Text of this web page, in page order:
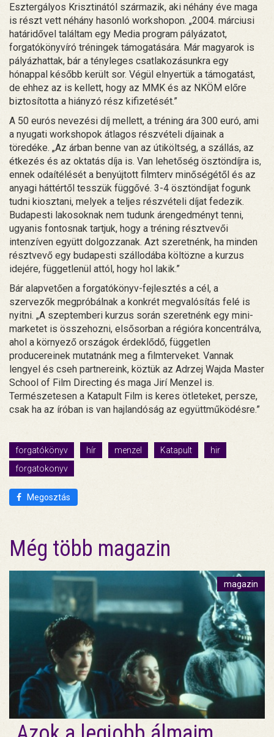
Esztergályos Krisztinától származik, aki néhány éve maga
is részt vett néhány hasonló workshopon. „2004. márciusi
határidővel találtam egy Media program pályázatot,
forgatókönyvíró tréningek támogatására. Már magyarok is
pályázhattak, bár a tényleges csatlakozásunkra egy
hónappal később került sor. Végül elnyertük a támogatást,
de ehhez az is kellett, hogy az MMK és az NKÖM előre
biztosította a hiányzó rész kifizetését.”
A 50 eurós nevezési díj mellett, a tréning ára 300 euró, ami
a nyugati workshopok átlagos részvételi díjainak a
töredéke. „Az árban benne van az útiköltség, a szállás, az
étkezés és az oktatás díja is. Van lehetőség ösztöndíjra is,
ennek odaítélését a benyújtott filmterv minőségétől és az
anyagi háttértől tesszük függővé. 3-4 ösztöndíjat fogunk
tudni kiosztani, melyek a teljes részvételi díjat fedezik.
Budapesti lakosoknak nem tudunk árengedményt tenni,
ugyanis fontosnak tartjuk, hogy a tréning résztvevői
intenzíven együtt dolgozzanak. Azt szeretnénk, ha minden
résztvevő egy budapesti szállodába költözne a kurzus
idejére, függetlenül attól, hogy hol lakik.”
Bár alapvetően a forgatókönyv-fejlesztés a cél, a
szervezők megpróbálnak a konkrét megvalósítás felé is
nyitni. „A szeptemberi kurzus során szeretnénk egy mini-
marketet is összehozni, elsősorban a régióra koncentrálva,
ahol a környező országok érdeklődő, független
producereinek mutatnánk meg a filmterveket. Vannak
lengyel és cseh partnereink, köztük az Adrzej Wajda Master
School of Film Directing és maga Jirí Menzel is.
Természetesen a Katapult Film is keres ötleteket, persze,
csak ha az íróban is van hajlandóság az együttműködésre.”
forgatókönyv hír menzel Katapult
hir
forgatokonyv
Megosztás
Még több magazin
magazin